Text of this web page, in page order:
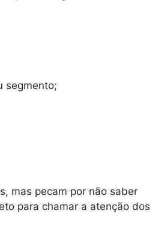
segmento;
mas pecam por não saber
para chamar a atenção dos